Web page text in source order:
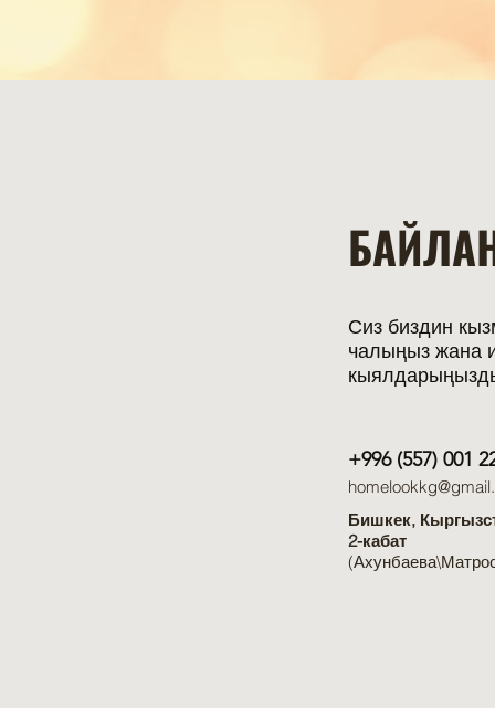
Сиз биздин
чалыңыз жана
+996 (557) 001
Бишкек,
2-кабат